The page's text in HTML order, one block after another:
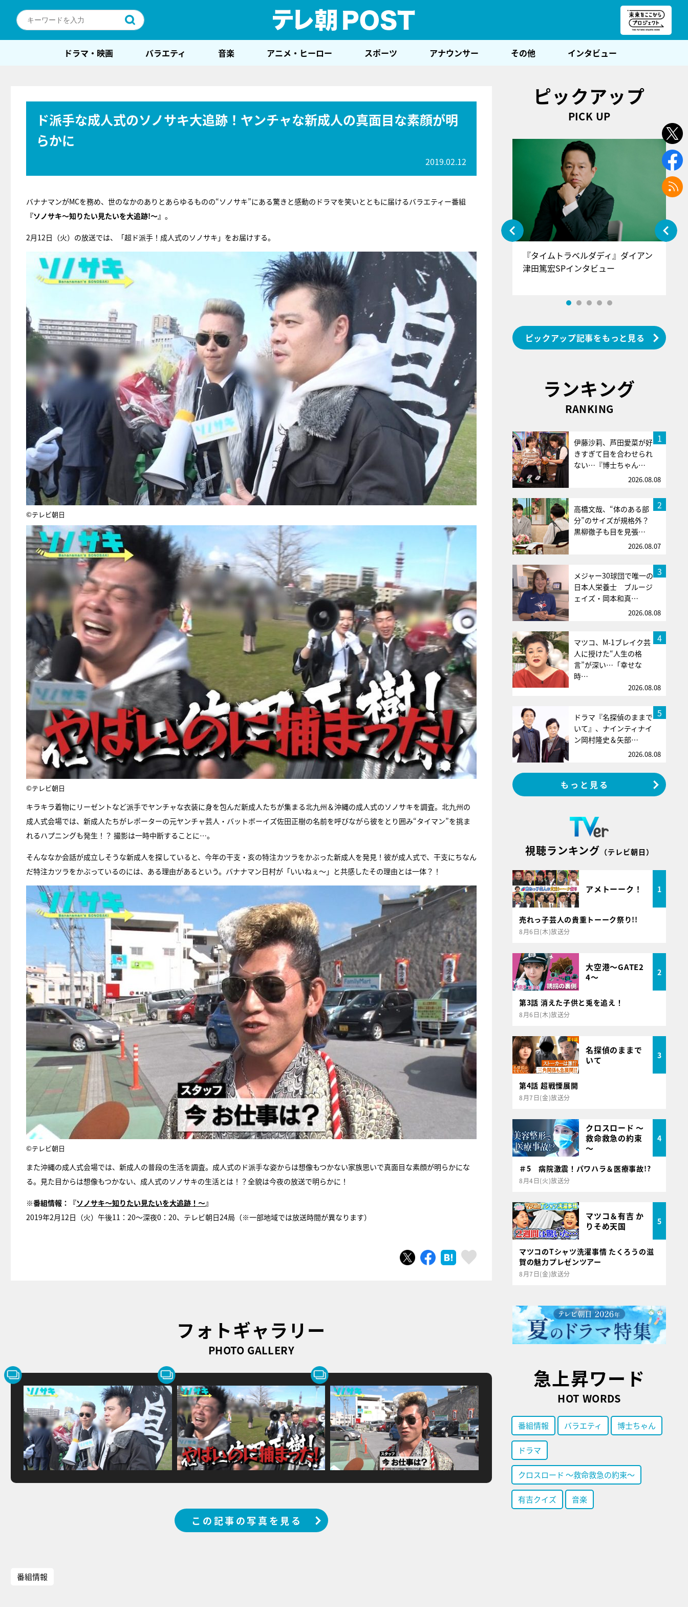
ドラマ・映画 バラエティ 音楽 アニメ・ヒーロー スポーツ アナウンサー その他 インタビュー
ド派手な成人式のソノサキ大追跡！ヤンチャな新成人の真面目な素顔が明
らかに
2019.02.12
バナナマンがMCを務め、世のなかのありとあらゆるものの“ソノサキ”にある驚きと感動のドラマを笑いとともに届けるバラエティー番組
『ソノサキ～知りたい見たいを大追跡!～』 。
2月12日（火）の放送では、「超ド派手！成人式のソノサキ」をお届けする。
©テレビ朝日
©テレビ朝日
キラキラ着物にリーゼントなど派手でヤンチャな衣装に身を包んだ新成人たちが集まる北九州＆沖縄の成人式のソノサキを調査。北九州の
成人式会場では、新成人たちがレポーターの元ヤンチャ芸人・バットボーイズ佐田正樹の名前を呼びながら彼をとり囲み“タイマン”を挑ま
れるハプニングも発生！？ 撮影は一時中断することに…。
そんななか会話が成立しそうな新成人を探していると、今年の干支・亥の特注カツラをかぶった新成人を発見！彼が成人式で、干支にちなん
だ特注カツラをかぶっているのには、ある理由があるという。バナナマン日村が「いいねぇ〜」と共感したその理由とは一体？！
©テレビ朝日
また沖縄の成人式会場では、新成人の普段の生活を調査。成人式のド派手な姿からは想像もつかない家族思いで真面目な素顔が明らかにな
る。見た目からは想像もつかない、成人式のソノサキの生活とは！？全貌は今夜の放送で明らかに！
※番組情報：『ソノサキ～知りたい見たいを大追跡！～』
2019年2月12日（火）午後11：20～深夜0：20、テレビ朝日24局（※一部地域では放送時間が異なります）
ツイートシェア はてブ
フォトギャラリー
PHOTO GALLERY
この記事の写真を見る
番組情報
ピックアップ
PICK UP
『アイ＝ラブ！げーみんぐ』＝LOV
E齋藤樹愛羅＆佐々木舞香SPインタ
ビュー
『タイムトラベルダディ』ダイアン
津田篤宏SPインタビュー
ピックアップ記事をもっと見る
ランキング
RANKING
1
伊藤沙莉、芦田愛菜が好
きすぎて目を合わせられ
ない…『博士ちゃん…
2026.08.08
2
高橋文哉、“体のある部
分”のサイズが規格外？
黒柳徹子も目を見張…
2026.08.07
3
メジャー30球団で唯一の
日本人栄養士 ブルージ
ェイズ・岡本和真…
2026.08.08
4
マツコ、M-1ブレイク芸
人に授けた“人生の格
言”が深い…「幸せな
時…
2026.08.08
5
ドラマ『名探偵のままで
いて』、ナインティナイ
ン岡村隆史＆矢部…
2026.08.08
もっと見る
視聴ランキング （テレビ朝日）
アメトーーク！ 1
売れっ子芸人の貴重トーーク祭り!!
8月6日(木)放送分
大空港～GATE2
4～
2
第3話 消えた子供と兎を追え！
8月6日(木)放送分
名探偵のままで
いて
3
第4話 超戦慄展開
8月7日(金)放送分
クロスロード ～
救命救急の約束
～
4
＃5 病院激震！パワハラ＆医療事故!?
8月4日(火)放送分
マツコ＆有吉 か
りそめ天国
5
マツコのTシャツ洗濯事情 たくろうの滋
賀の魅力プレゼンツアー
8月7日(金)放送分
急上昇ワード
HOT WORDS
番組情報 バラエティ 博士ちゃん
ドラマ
クロスロード ～救命救急の約束～
有吉クイズ 音楽